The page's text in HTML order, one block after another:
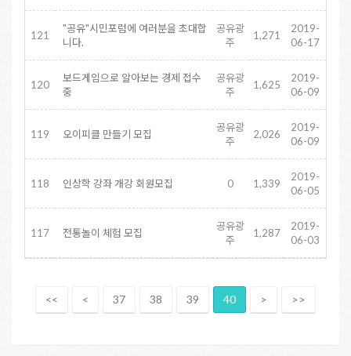
121
"공유"시민포럼에 여러분을 초대합
니다.
공유광
주
1,271
2019-
06-17
120
보드게임으로 알아보는 경제 접수
중
공유광
주
1,625
2019-
06-09
119 오이피클 만들기 모집
공유광
주
2,026
2019-
06-09
118 인상학 강좌 개강 회원모집 0 1,339
2019-
06-05
117 전통놀이 체험 모집
공유광
주
1,287
2019-
06-03
<< < 37 38 39 40 > >>